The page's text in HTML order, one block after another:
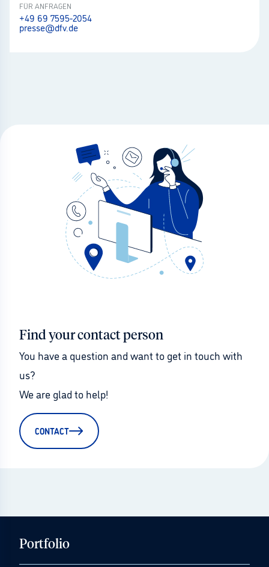
FÜR ANFRAGEN
+49 69 7595-2054
presse@dfv.de
Find your contact person
You have a question and want to get in touch with
us?
We are glad to help!
CONTACT
Portfolio